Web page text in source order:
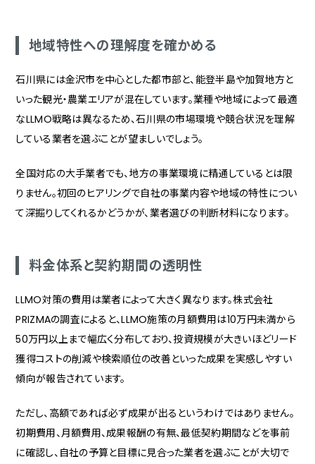
地域特性への理解度を確かめる
石川県には金沢市を中心とした都市部と、能登半島や加賀地方と
いった観光・農業エリアが混在しています。業種や地域によって最適
なLLMO戦略は異なるため、石川県の市場環境や競合状況を理解
している業者を選ぶことが望ましいでしょう。
全国対応の大手業者でも、地方の事業環境に精通しているとは限
りません。初回のヒアリングで自社の事業内容や地域の特性につい
て深掘りしてくれるかどうかが、業者選びの判断材料になります。
料金体系と契約期間の透明性
LLMO対策の費用は業者によって大きく異なります。株式会社
PRIZMAの調査によると、LLMO施策の月額費用は10万円未満から
50万円以上まで幅広く分布しており、投資規模が大きいほどリード
獲得コストの削減や検索順位の改善といった成果を実感しやすい
傾向が報告されています。
ただし、高額であれば必ず成果が出るというわけではありません。
初期費用、月額費用、成果報酬の有無、最低契約期間などを事前
に確認し、自社の予算と目標に見合った業者を選ぶことが大切で